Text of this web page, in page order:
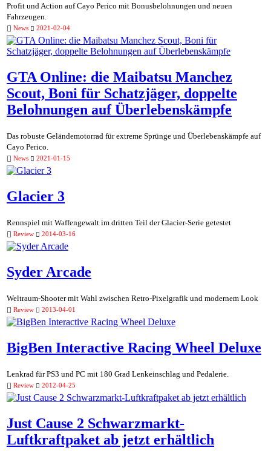
Profit und Action auf Cayo Perico mit Bonusbelohnungen und neuen
Fahrzeugen.
News 2021-02-04
GTA Online: die Maibatsu Manchez
Scout, Boni für Schatzjäger, doppelte
Belohnungen auf Überlebenskämpfe
Das robuste Geländemotorrad für extreme Sprünge und Überlebenskämpfe auf
Cayo Perico.
News 2021-01-15
Glacier 3
Rennspiel mit Waffengewalt im dritten Teil der Glacier-Serie getestet
Review 2014-03-16
Syder Arcade
Weltraum-Shooter mit Wahl zwischen Retro-Pixelgrafik und modernem Look
Review 2013-04-01
BigBen Interactive Racing Wheel Deluxe
Lenkrad für PS3 und PC mit 180 Grad Lenkeinschlag und Pedalerie.
Review 2012-04-25
Just Cause 2 Schwarzmarkt-
Luftkraftpaket ab jetzt erhältlich